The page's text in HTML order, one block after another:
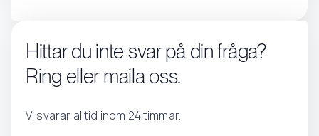
Hittar du inte svar på din fråga?
Ring eller maila oss.
Vi svarar alltid inom 24 timmar.